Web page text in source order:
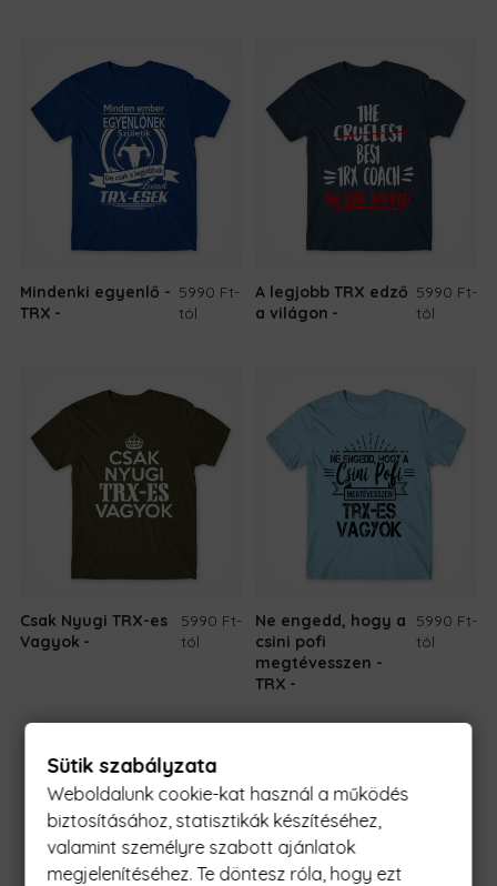
Mindenki egyenlő -
TRX
5990 Ft-
tól
A legjobb TRX edző
a világon
5990 Ft-
tól
Csak Nyugi TRX-es
Vagyok
5990 Ft-
tól
Ne engedd, hogy a
csini pofi
megtévesszen -
TRX
5990 Ft-
tól
Sütik szabályzata
Weboldalunk cookie-kat használ a működés
biztosításához, statisztikák készítéséhez,
valamint személyre szabott ajánlatok
megjelenítéséhez. Te döntesz róla, hogy ezt